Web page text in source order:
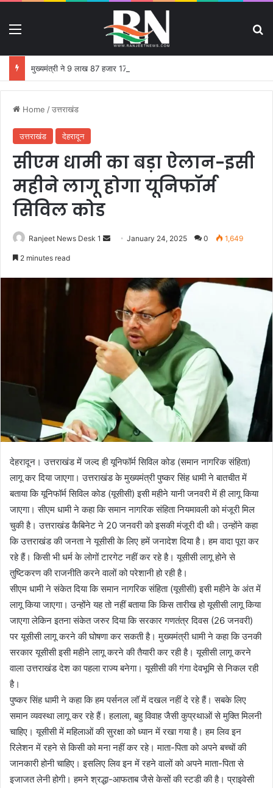
Home /उत्तराखंड
उत्तराखंड देहरादून
सीएम धामी का बड़ा ऐलान-इसी
महीने लागू होगा यूनिफॉर्म
सिविल कोड
Ranjeet News Desk 1
m
a
i
l
January 24, 2025 0 1,649
2 minutes read
देहरादून। उत्तराखंड में जल्द ही यूनिफॉर्म सिविल कोड (समान नागरिक संहिता)
लागू कर दिया जाएगा। उत्तराखंड के मुख्यमंत्री पुष्कर सिंह धामी ने बातचीत में
बताया कि यूनिफॉर्म सिविल कोड (यूसीसी) इसी महीने यानी जनवरी में ही लागू किया
जाएगा। सीएम धामी ने कहा कि समान नागरिक संहिता नियमावली को मंजूरी मिल
चुकी है। उत्तराखंड कैबिनेट ने 20 जनवरी को इसकी मंजूरी दी थी। उन्होंने कहा
कि उत्तराखंड की जनता ने यूसीसी के लिए हमें जनादेश दिया है। हम वादा पूरा कर
रहे हैं। किसी भी धर्म के लोगों टारगेट नहीं कर रहे है। यूसीसी लागू होने से
तुष्टिकरण की राजनीति करने वालों को परेशानी हो रही है।
सीएम धामी ने संकेत दिया कि समान नागरिक संहिता (यूसीसी) इसी महीने के अंत में
लागू किया जाएगा। उन्होंने यह तो नहीं बताया कि किस तारीख हो यूसीसी लागू किया
जाएगा लेकिन इतना संकेत जरुर दिया कि सरकार गणतंत्र दिवस (26 जनवरी)
पर यूसीसी लागू करने की घोषणा कर सकती है। मुख्यमंत्री धामी ने कहा कि उनकी
सरकार यूसीसी इसी महीने लागू करने की तैयारी कर रही है। यूसीसी लागू करने
वाला उत्तराखंड देश का पहला राज्य बनेगा। यूसीसी की गंगा देवभूमि से निकल रही
है।
पुष्कर सिंह धामी ने कहा कि हम पर्सनल लॉ में दखल नहीं दे रहे हैं। सबके लिए
समान व्यवस्था लागू कर रहे हैं। हलाला, बहु विवाह जैसी कुप्रथाओं से मुक्ति मिलनी
चाहिए। यूसीसी में महिलाओं की सुरक्षा को ध्यान में रखा गया है। हम लिव इन
रिलेशन में रहने से किसी को मना नहीं कर रहे। माता-पिता को अपने बच्चों की
जानकारी होनी चाहिए। इसलिए लिव इन में रहने वालों को अपने माता-पिता से
इजाजत लेनी होगी। हमने श्रद्धा-आफताब जैसे केसों की स्टडी की है। प्राइवेसी